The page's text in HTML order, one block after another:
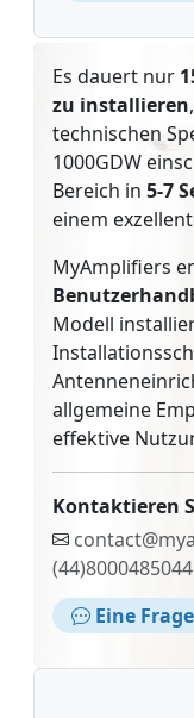
Es dauert nur
zu installieren
technischen
1000GDW
Bereich in 5-7
einem
MyAmplifiers
Modell
allgemeine
effektive
Kontaktieren
(44)8000485044
Eine